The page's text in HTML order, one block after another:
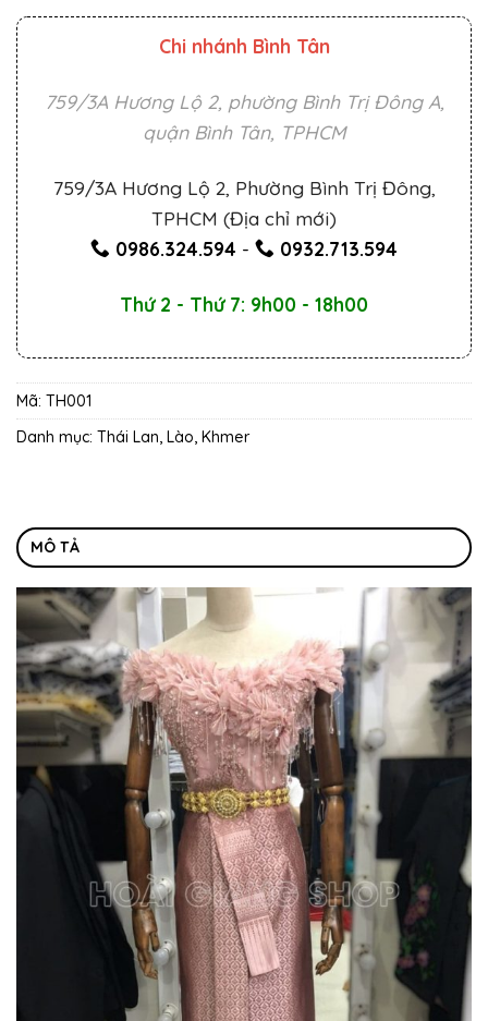
Chi nhánh Bình Tân
759/3A Hương Lộ 2, phường Bình Trị Đông A,
quận Bình Tân, TPHCM
759/3A Hương Lộ 2, Phường Bình Trị Đông,
TPHCM (Địa chỉ mới)
0986.324.594 - 0932.713.594
Thứ 2 - Thứ 7: 9h00 - 18h00
Mã: TH001
Danh mục: Thái Lan, Lào, Khmer
MÔ TẢ